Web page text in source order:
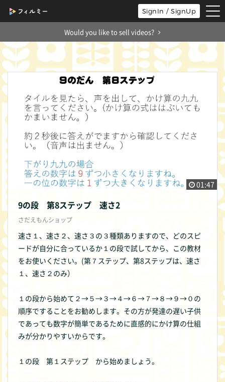
SignIn / SignUp
Would you like to sell videos?
01:47
9の段 第8ステップ 速さ2
さだえもんショップ
速さ１、速さ２、速さ３の３種類ありますので、どのスピ
ードが自分に合っているか１の段で試してから、この教材
をお使いください。(第７ステップ、第8ステップは、速さ
１、速さ２のみ）
１の段から始めて２→５→３→４→６→７→８→９→０の
順序ですることをお勧めします。その方が発達の遅い子供
であっても数字が簡単であるために直感的にかけ算の仕組
みが分かりやすいからです。
１の段 第１ステップ から始めましょう。